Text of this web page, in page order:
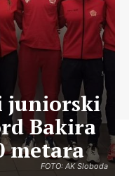
FOTO: AK Sloboda
juniorski
Bakira
metara